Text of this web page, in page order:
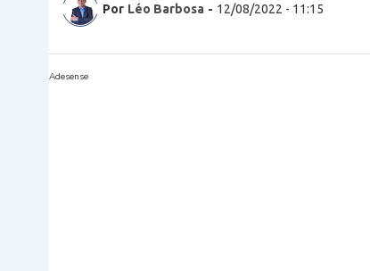
Por Léo Barbosa - 12/08/2022 - 11:15
Adesense